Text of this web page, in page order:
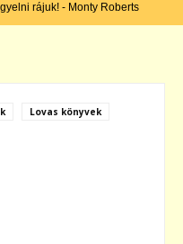
- Monty Roberts
Lovas könyvek